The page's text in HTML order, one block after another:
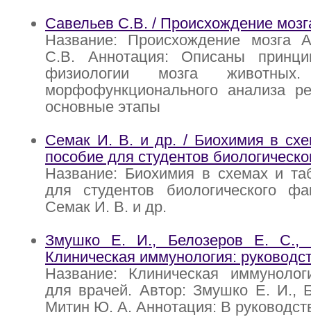
Савельев С.В. / Происхождение
Название: Происхождение мозга
С.В. Аннотация: Описаны
физиологии мозга
морфофункционального анализа
основные этапы
Семак И. В. и др. / Биохимия в
пособие для студентов
Название: Биохимия в схемах и
для студентов биологического
Семак И. В. и др.
Змушко Е. И., Белозеров Е.
Клиническая иммунология:
Название: Клиническая
для врачей. Автор: Змушко Е. И.,
Митин Ю. А. Аннотация: В